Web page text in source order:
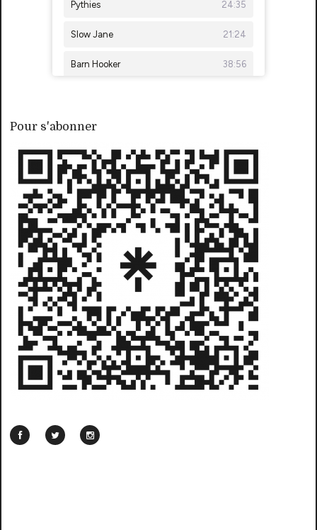
Pour s'abonner